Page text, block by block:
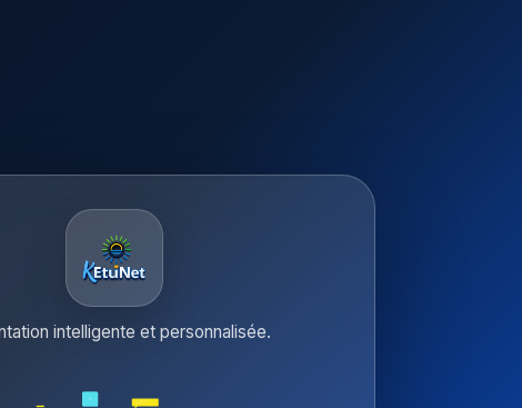
intelligente et personnalisée.